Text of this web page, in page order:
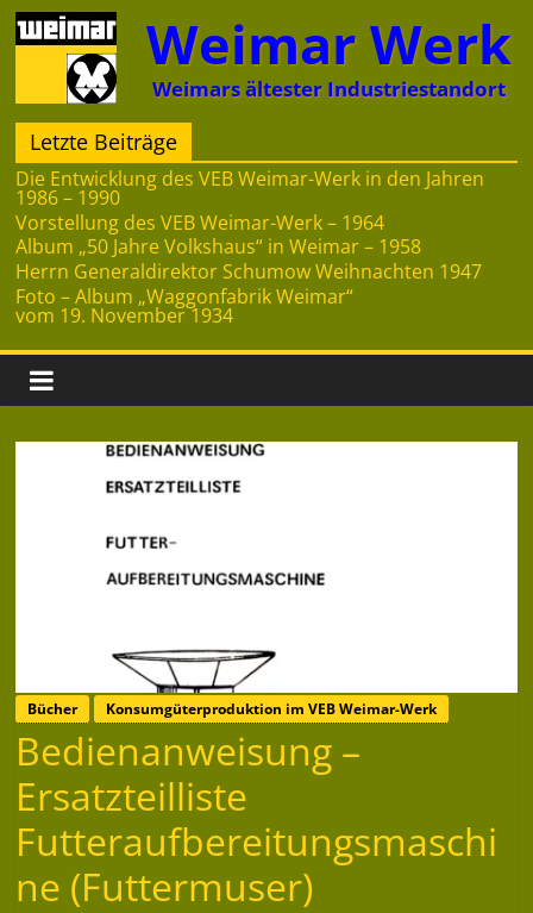
Zum
Inhalt
springen
Weimar Werk
Weimars ältester Industriestandort
Letzte Beiträge
Die Entwicklung des VEB Weimar-Werk in den Jahren
1986 – 1990
Vorstellung des VEB Weimar-Werk – 1964
Album „50 Jahre Volkshaus“ in Weimar – 1958
Herrn Generaldirektor Schumow Weihnachten 1947
Foto – Album „Waggonfabrik Weimar“
vom 19. November 1934
Bücher Konsumgüterproduktion im VEB Weimar-Werk
Bedienanweisung –
Ersatzteilliste
Futteraufbereitungsmaschi
ne (Futtermuser)